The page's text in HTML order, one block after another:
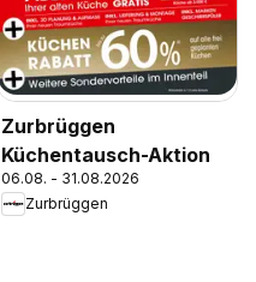
Zurbrüggen
Küchentausch-Aktion
06.08. - 31.08.2026
Zurbrüggen